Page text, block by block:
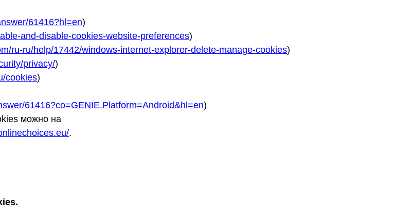
61416?hl=en)
and-disable-cookies-website-preferences)
ru-ru/help/17442/windows-internet-explorer-delete-manage-cookies)
privacy/)
cookies)
61416?co=GENIE.Platform=Android&hl=en)
можно на
.